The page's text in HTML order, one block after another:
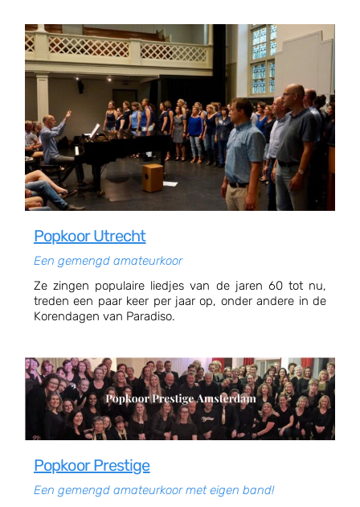
Popkoor Utrecht
Een gemengd amateurkoor
Ze zingen populaire liedjes van de jaren 60 tot nu,
treden een paar keer per jaar op, onder andere in de
Korendagen van Paradiso.
Popkoor Prestige
Een gemengd amateurkoor met eigen band!